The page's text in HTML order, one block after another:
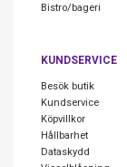
Bistro/bageri
KUNDSERVICE
Besök butik
Kundservice
Köpvillkor
Hållbarhet
Dataskydd